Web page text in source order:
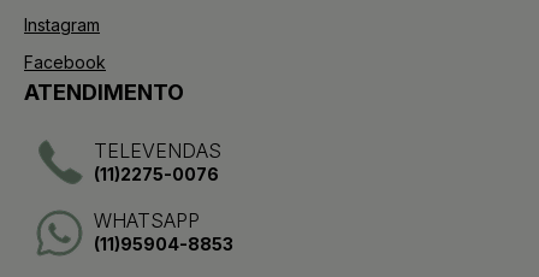
Instagram
Facebook
ATENDIMENTO
TELEVENDAS
(11)2275-0076
WHATSAPP
(11)95904-8853